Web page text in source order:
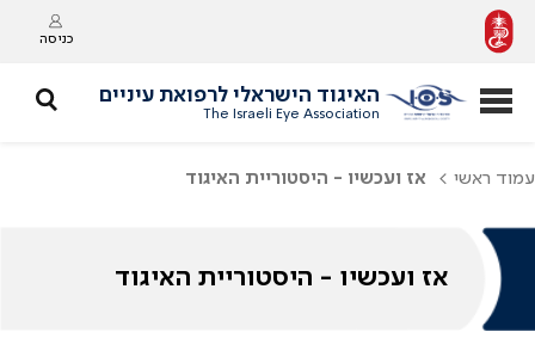
כניסה
האיגוד הישראלי לרפואת עיניים
The Israeli Eye Association
עמוד ראשי אז ועכשיו - היסטוריית האיגוד
אז ועכשיו - היסטוריית האיגוד